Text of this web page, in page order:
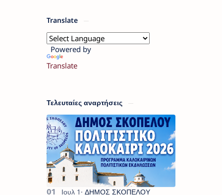
Translate
Powered by
Translate
Τελευταίες αναρτήσεις